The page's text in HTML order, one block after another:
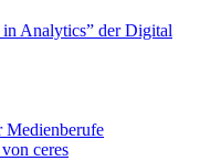
Analytics” der Digital
Medienberufe
ceres